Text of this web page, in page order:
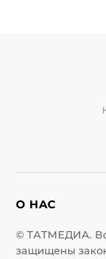
О НАС
© ТАТМЕДИА.
защищены